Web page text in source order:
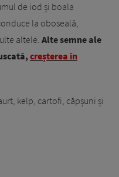
de iod și boala
la oboseală,
altele. Alte semne ale
creșterea în
kelp, cartofi, căpșuni și